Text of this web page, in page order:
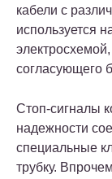
кабели с
используется
согласующего
Стоп-сигналы
надежности
специальные
трубку.